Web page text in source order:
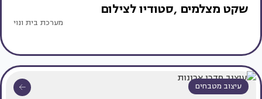
שקט מצלמים ,סטודיו לצילום
מערכת בית ונוי
עיצוב מטבחים